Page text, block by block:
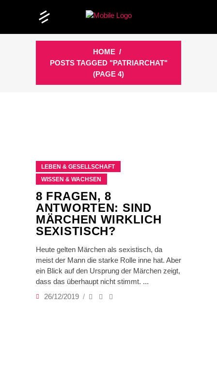
HOME /
POSTS TAGGED "PATRIARCHAT"
(PAGE 4)
LEBEN & GESELLSCHAFT
WISSEN & WACHSEN
8 FRAGEN, 8
ANTWORTEN: SIND
MÄRCHEN WIRKLICH
SEXISTISCH?
Heute gelten Märchen als sexistisch, da
meist der Mann die starke Rolle inne hat. Aber
ein Blick auf den Ursprung der Märchen zeigt,
dass das überhaupt nicht stimmt.
26/12/2019